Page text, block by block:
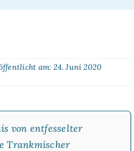
Patreon
am: 24. Juni 2020
von entfesselter
Trankmischer